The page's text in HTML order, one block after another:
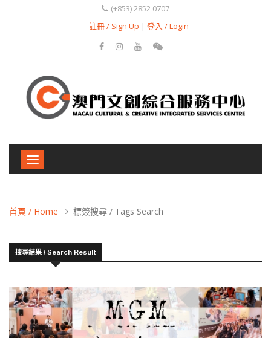
(+853) 2852 0707
註冊 / Sign Up | 登入 / Login
Toggle
navigation
首頁 / Home 標簽搜尋 / Tags Search
搜尋結果 / Search Result